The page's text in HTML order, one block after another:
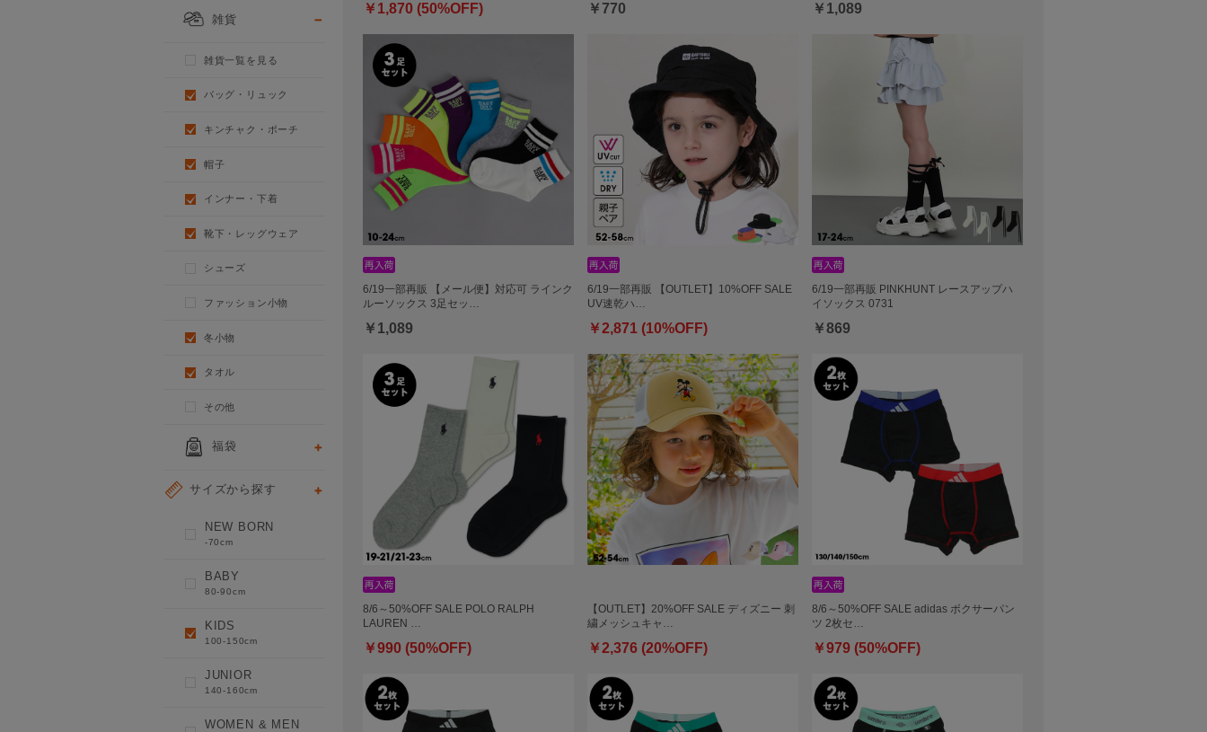
￥1,870 (50%OFF) ￥770 ￥1,089
6/19一部再販 【メール便】対応可 ラインク
ルーソックス 3足セッ…
￥1,089
6/19一部再販 【OUTLET】10%OFF SALE
UV速乾ハ…
￥2,871 (10%OFF)
6/19一部再販 PINKHUNT レースアップハ
イソックス 0731
￥869
8/6～50%OFF SALE POLO RALPH
LAUREN …
￥990 (50%OFF)
【OUTLET】20%OFF SALE ディズニー 刺
繍メッシュキャ…
￥2,376 (20%OFF)
8/6～50%OFF SALE adidas ボクサーパン
ツ 2枚セ…
￥979 (50%OFF)
雑貨
雑貨一覧を見る
バッグ・リュック
キンチャク・ポーチ
帽子
インナー・下着
靴下・レッグウェア
シューズ
ファッション小物
冬小物
タオル
その他
福袋
サイズから探す
NEW BORN
-70cm
BABY
80-90cm
KIDS
100-150cm
JUNIOR
140-160cm
WOMEN & MEN